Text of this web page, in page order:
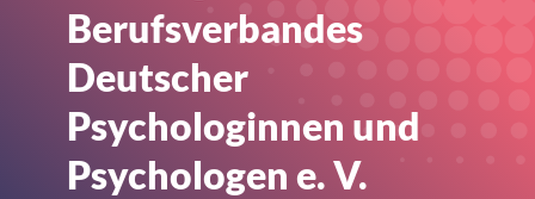
Berufsverbandes
Deutscher
Psychologinnen und
Psychologen e. V.